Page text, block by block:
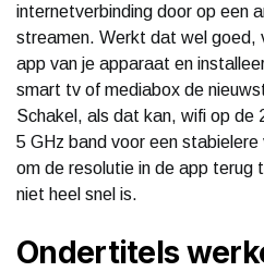
internetverbinding door op een
streamen. Werkt dat wel goed,
app van je apparaat en
smart tv of mediabox de
Schakel, als dat kan, wifi op de
5 GHz band voor een
om de resolutie in de app terug
niet heel snel is.
Ondertitels